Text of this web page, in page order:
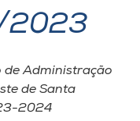
2023
de Administração
de Santa
2024